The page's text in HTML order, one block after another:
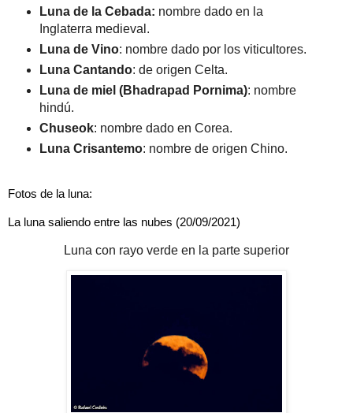
Luna de la Cebada: nombre dado en la
Inglaterra medieval.
Luna de Vino: nombre dado por los viticultores.
Luna Cantando: de origen Celta.
Luna de miel (Bhadrapad Pornima): nombre
hindú.
Chuseok: nombre dado en Corea.
Luna Crisantemo: nombre de origen Chino.
Fotos de la luna:
La luna saliendo entre las nubes (20/09/2021)
Luna con rayo verde en la parte superior